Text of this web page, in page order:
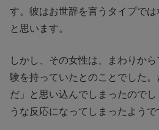
す。彼はお世辞を言うタイプで
と思います。
しかし、その女性は、まわりか
験を持っていたとのことでした
だ」と思い込んでしまったので
うな反応になってしまったようで